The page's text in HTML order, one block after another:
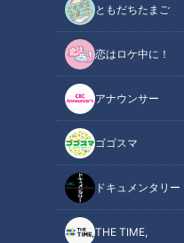
ともだちたまご
恋はロケ中に！
アナウンサー
ゴゴスマ
ドキュメンタリー
THE TIME,
ご覧いただくのは、撮影初
道化師様魚鱗癬を多くの方
願いから取材が始まりまし
ンとは、初対面でしたが、
れました。
撮影：2020年３月～4月
ＣＢＣテレビ「チャント
7時 愛知・岐阜・三重で放